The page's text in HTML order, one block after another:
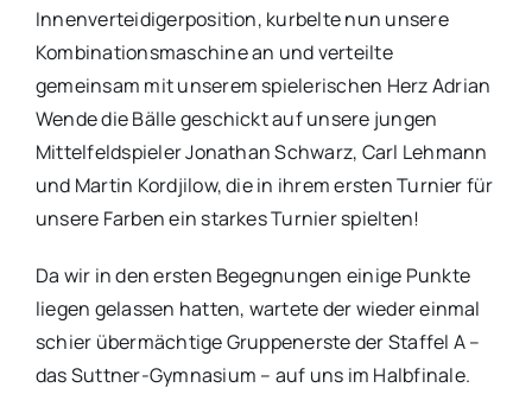
Innenverteidigerposition, kurbelte nun unsere
Kombinationsmaschine an und verteilte
gemeinsam mit unserem spielerischen Herz Adrian
Wende die Bälle geschickt auf unsere jungen
Mittelfeldspieler Jonathan Schwarz, Carl Lehmann
und Martin Kordjilow, die in ihrem ersten Turnier für
unsere Farben ein starkes Turnier spielten!
Da wir in den ersten Begegnungen einige Punkte
liegen gelassen hatten, wartete der wieder einmal
schier übermächtige Gruppenerste der Staffel A –
das Suttner-Gymnasium – auf uns im Halbfinale.